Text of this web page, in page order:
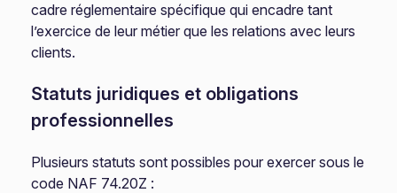
cadre réglementaire spécifique qui encadre tant
l’exercice de leur métier que les relations avec leurs
clients.
Statuts juridiques et obligations
professionnelles
Plusieurs statuts sont possibles pour exercer sous le
code NAF 74.20Z :